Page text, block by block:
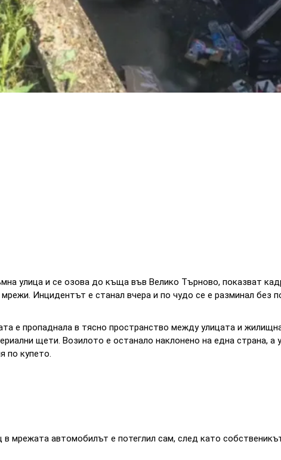
улица и се озова до къща във Велико Търново, показват
Инцидентът е станал вчера и по чудо се е разминал без
е пропаднала в тясно пространство между улицата и
щети. Возилото е останало наклонено на една страна, а
по купето.
мрежата автомобилът е потеглил сам, след като